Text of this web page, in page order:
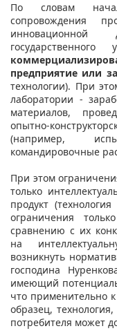
По словам
сопровождения
инновационной
предприятие или
технологии). При
лаборатории -
материалов,
опытно-
(например,
командировочные
При этом
только
продукт
ограничения
сравнению с их
на
возникнуть
господина
имеющий
что применительно
образец,
потребителя может